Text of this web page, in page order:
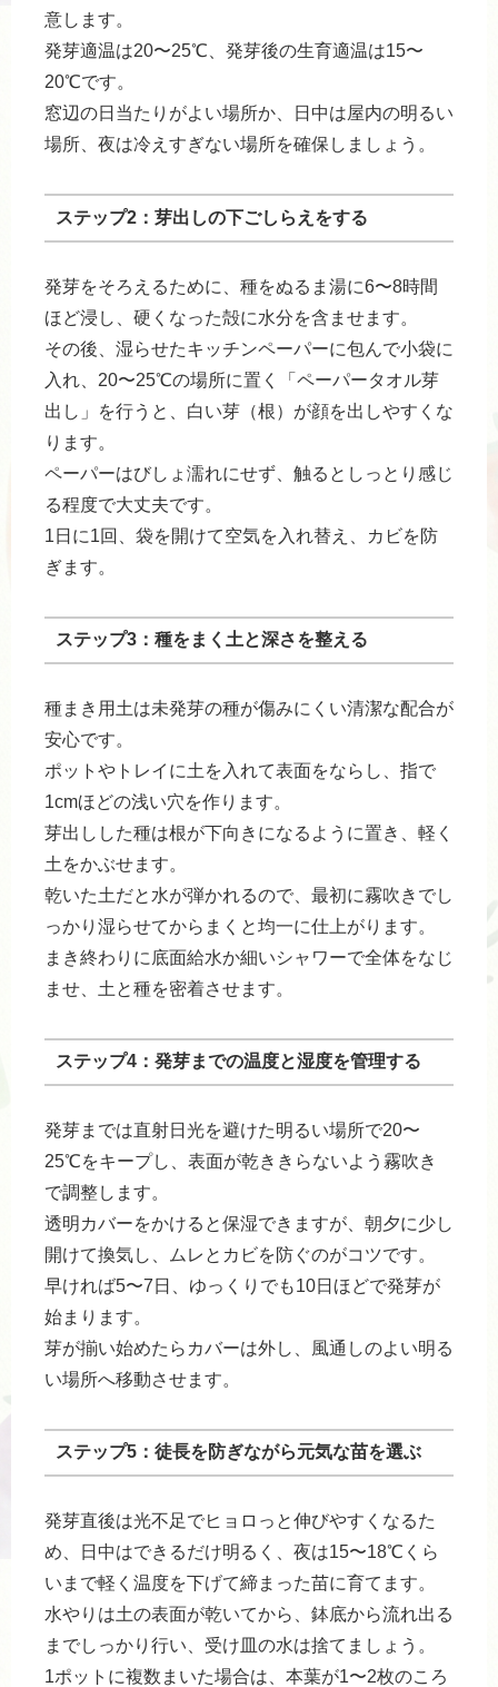
意します。
発芽適温は20〜25℃、発芽後の生育適温は15〜
20℃です。
窓辺の日当たりがよい場所か、日中は屋内の明るい
場所、夜は冷えすぎない場所を確保しましょう。
ステップ2：芽出しの下ごしらえをする
発芽をそろえるために、種をぬるま湯に6〜8時間
ほど浸し、硬くなった殻に水分を含ませます。
その後、湿らせたキッチンペーパーに包んで小袋に
入れ、20〜25℃の場所に置く「ペーパータオル芽
出し」を行うと、白い芽（根）が顔を出しやすくな
ります。
ペーパーはびしょ濡れにせず、触るとしっとり感じ
る程度で大丈夫です。
1日に1回、袋を開けて空気を入れ替え、カビを防
ぎます。
ステップ3：種をまく土と深さを整える
種まき用土は未発芽の種が傷みにくい清潔な配合が
安心です。
ポットやトレイに土を入れて表面をならし、指で
1cmほどの浅い穴を作ります。
芽出しした種は根が下向きになるように置き、軽く
土をかぶせます。
乾いた土だと水が弾かれるので、最初に霧吹きでし
っかり湿らせてからまくと均一に仕上がります。
まき終わりに底面給水か細いシャワーで全体をなじ
ませ、土と種を密着させます。
ステップ4：発芽までの温度と湿度を管理する
発芽までは直射日光を避けた明るい場所で20〜
25℃をキープし、表面が乾ききらないよう霧吹き
で調整します。
透明カバーをかけると保湿できますが、朝夕に少し
開けて換気し、ムレとカビを防ぐのがコツです。
早ければ5〜7日、ゆっくりでも10日ほどで発芽が
始まります。
芽が揃い始めたらカバーは外し、風通しのよい明る
い場所へ移動させます。
ステップ5：徒長を防ぎながら元気な苗を選ぶ
発芽直後は光不足でヒョロっと伸びやすくなるた
め、日中はできるだけ明るく、夜は15〜18℃くら
いまで軽く温度を下げて締まった苗に育てます。
水やりは土の表面が乾いてから、鉢底から流れ出る
までしっかり行い、受け皿の水は捨てましょう。
1ポットに複数まいた場合は、本葉が1〜2枚のころ